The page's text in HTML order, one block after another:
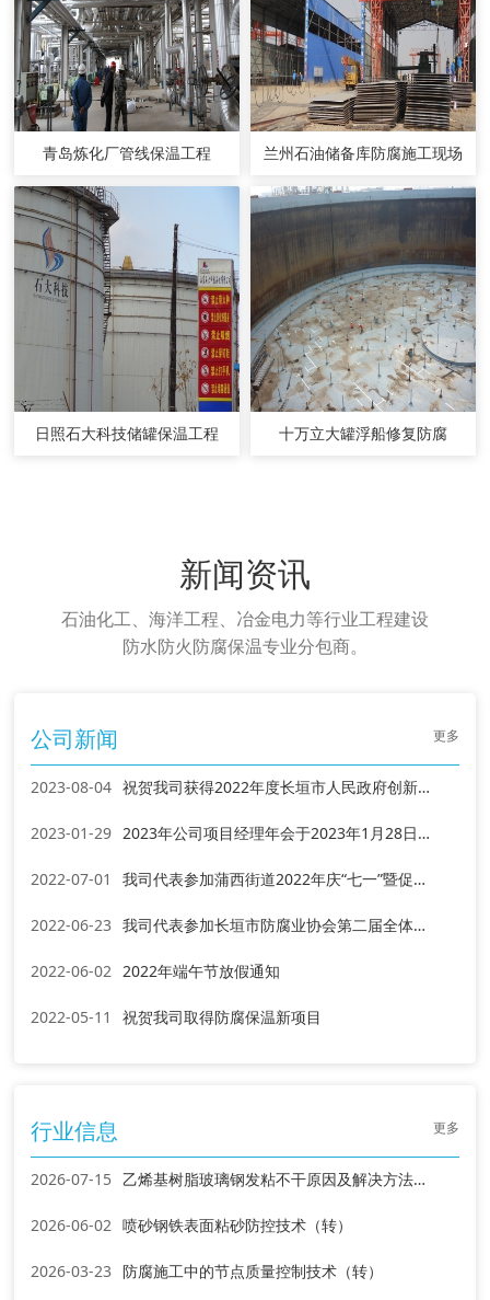
青岛炼化厂管线保温工程 兰州石油储备库防腐施工现场
日照石大科技储罐保温工程 十万立大罐浮船修复防腐
新闻资讯
石油化工、海洋工程、冶金电力等行业工程建设
防水防火防腐保温专业分包商。
公司新闻 更多
2023-08-04 祝贺我司获得2022年度长垣市人民政府创新发展先进企业称号
2023-01-29 2023年公司项目经理年会于2023年1月28日长垣总部举行
2022-07-01 我司代表参加蒲西街道2022年庆“七一”暨促进创新发展表彰大会
2022-06-23 我司代表参加长垣市防腐业协会第二届全体会员代表大会暨2021年度表彰会议
2022-06-02 2022年端午节放假通知
2022-05-11 祝贺我司取得防腐保温新项目
行业信息 更多
2026-07-15 乙烯基树脂玻璃钢发粘不干原因及解决方法（转）
2026-06-02 喷砂钢铁表面粘砂防控技术（转）
2026-03-23 防腐施工中的节点质量控制技术（转）